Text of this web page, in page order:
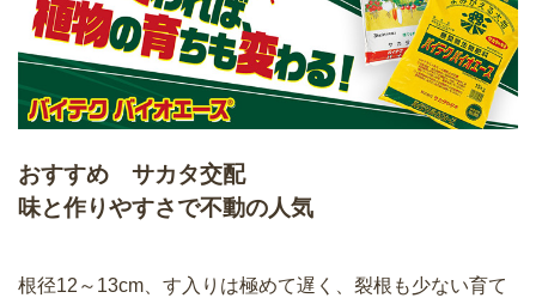
おすすめ サカタ交配
味と作りやすさで不動の人気
根径12～13cm、す入りは極めて遅く、裂根も少ない育て